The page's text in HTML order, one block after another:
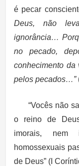
é pecar
Deus, não
ignorância…
no pecado,
conhecimento da
pelos pecados…”
“Vocês não
o reino de
imorais, nem
homossexuais
de Deus” (I